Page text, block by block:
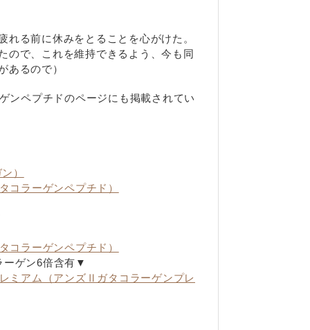
る前に休みをとることを心がけた。
ので、これを維持できるよう、今も同
あるので）
ペプチドのページにも掲載されてい
）
コラーゲンペプチド）
コラーゲンペプチド）
ーゲン6倍含有▼
ミアム（アンズⅡガタコラーゲンプレ